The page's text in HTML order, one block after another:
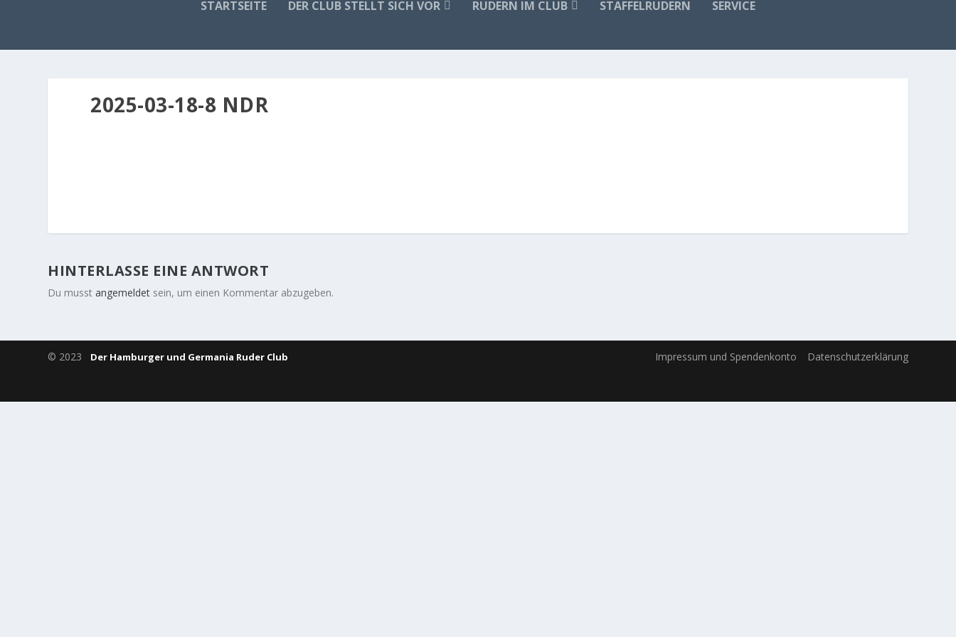
STARTSEITE DER CLUB STELLT SICH VOR RUDERN IM CLUB STAFFELRUDERN SERVICE
2025-03-18-8 NDR
HINTERLASSE EINE ANTWORT
Du musstangemeldet sein, um einen Kommentar abzugeben.
© 2023 Der Hamburger und Germania Ruder Club Impressum und Spendenkonto Datenschutzerklärung